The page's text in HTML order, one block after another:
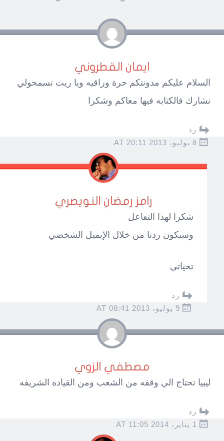
ايمان القطروني
السلام عليكم مدونتكم حرة وراقيه ويا ريت تسمحولي
نشارك فالكتابه فيها معاكم وشكرا
رد
8 يوليو، 2013 AT 20:11
رامز رمضان النويصري
شكرا لهذا التفاعل
وسيكون ردنا من خلال الإيميل الشخصي
تحياتي
رد
9 يوليو، 2013 AT 08:41
مصطفي الزوي
ليبيا تحتاج الي وقفه من الشعب ومن القياده الشريفه
رد
1 يناير، 2014 AT 11:05